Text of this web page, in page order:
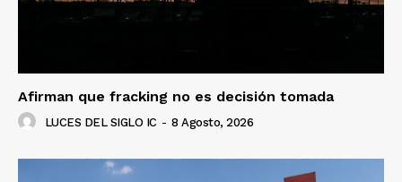
Afirman que fracking no es decisión tomada
LUCES DEL SIGLO IC - 8 Agosto, 2026